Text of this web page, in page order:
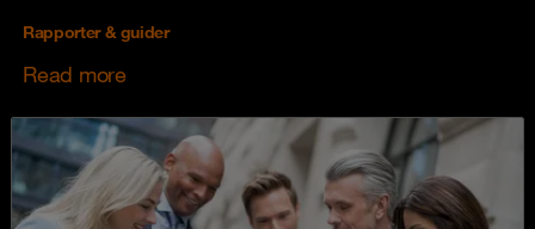
Rapporter & guider
Read more